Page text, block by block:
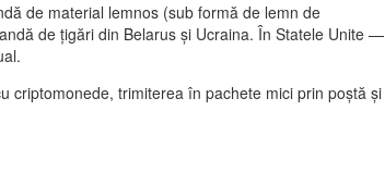
de material lemnos (sub formă de lemn de
de țigări din Belarus și Ucraina. În Statele Unite —
criptomonede, trimiterea în pachete mici prin poștă și